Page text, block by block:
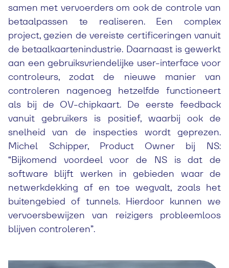
samen met vervoerders om ook de controle van
betaalpassen te realiseren. Een complex
project, gezien de vereiste certificeringen vanuit
de betaalkaartenindustrie. Daarnaast is gewerkt
aan een gebruiksvriendelijke user-interface voor
controleurs, zodat de nieuwe manier van
controleren nagenoeg hetzelfde functioneert
als bij de OV-chipkaart. De eerste feedback
vanuit gebruikers is positief, waarbij ook de
snelheid van de inspecties wordt geprezen.
Michel Schipper, Product Owner bij NS:
“Bijkomend voordeel voor de NS is dat de
software blijft werken in gebieden waar de
netwerkdekking af en toe wegvalt, zoals het
buitengebied of tunnels. Hierdoor kunnen we
vervoersbewijzen van reizigers probleemloos
blijven controleren”.